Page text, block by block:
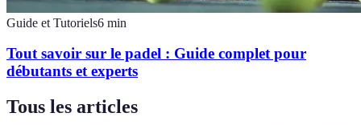
Guide et Tutoriels6 min
Tout savoir sur le padel : Guide complet pour
débutants et experts
Tous les articles